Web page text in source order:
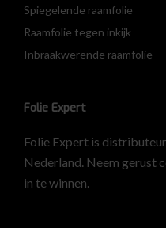
Spiegelende raamfolie
Raamfolie tegen inkijk
Inbraakwerende raamfolie
Folie Expert
Folie Expert is
Nederland. Neem gerust
in te winnen.